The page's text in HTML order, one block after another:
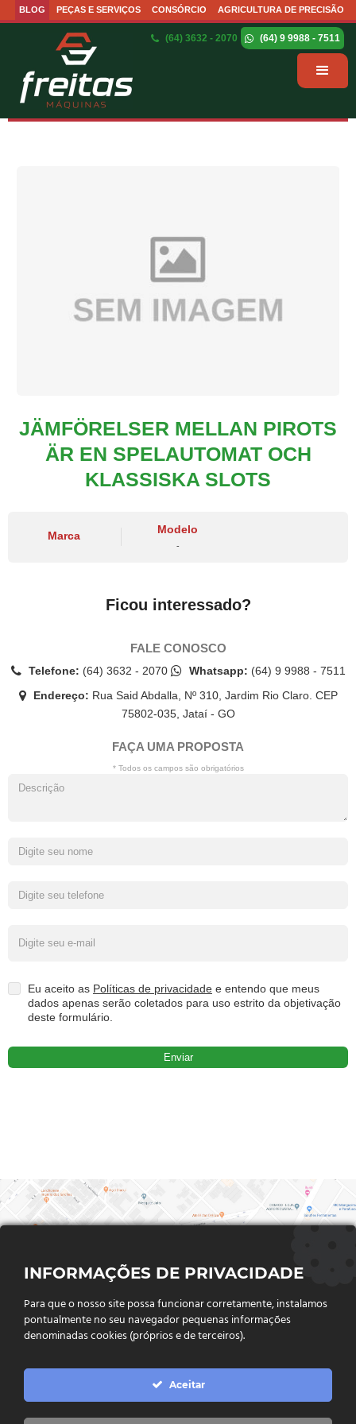
BLOG PEÇAS E SERVIÇOS CONSÓRCIO AGRICULTURA DE PRECISÃO
(64) 3632 - 2070 (64) 9 9988 - 7511
JÄMFÖRELSER MELLAN PIROTS
ÄR EN SPELAUTOMAT OCH
KLASSISKA SLOTS
Marca
Modelo
-
Ficou interessado?
FALE CONOSCO
Telefone: (64) 3632 - 2070 Whatsapp: (64) 9 9988 - 7511
Endereço: Rua Said Abdalla, Nº 310, Jardim Rio Claro. CEP
75802-035, Jataí - GO
FAÇA UMA PROPOSTA
* Todos os campos são obrigatórios
Eu aceito as Políticas de privacidade e entendo que meus
dados apenas serão coletados para uso estrito da objetivação
deste formulário.
FALE CONOSCO
Endereço:Rua Said Abdalla, Nº 310, Jardim Rio Claro. CEP
75802-035, Jataí - GO
INFORMAÇÕES DE PRIVACIDADE
Para que o nosso site possa funcionar corretamente, instalamos
pontualmente no seu navegador pequenas informações
denominadas cookies (próprios e de terceiros).
Aceitar